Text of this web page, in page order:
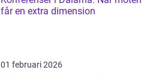
får en extra dimension
01 februari 2026